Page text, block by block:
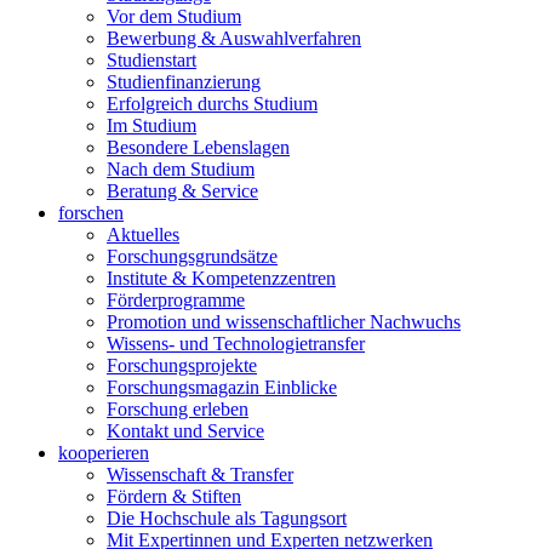
Vor dem Studium
Bewerbung & Auswahlverfahren
Studienstart
Studienfinanzierung
Erfolgreich durchs Studium
Im Studium
Besondere Lebenslagen
Nach dem Studium
Beratung & Service
forschen
Aktuelles
Forschungsgrundsätze
Institute & Kompetenzzentren
Förderprogramme
Promotion und wissenschaftlicher Nachwuchs
Wissens- und Technologietransfer
Forschungsprojekte
Forschungsmagazin Einblicke
Forschung erleben
Kontakt und Service
kooperieren
Wissenschaft & Transfer
Fördern & Stiften
Die Hochschule als Tagungsort
Mit Expertinnen und Experten netzwerken